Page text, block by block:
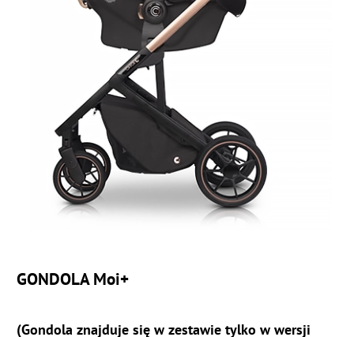
GONDOLA Moi+
(Gondola znajduje się w zestawie tylko w wersji